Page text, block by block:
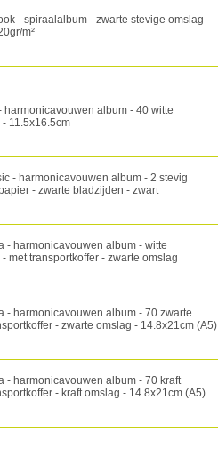
- spiraalalbum - zwarte stevige omslag -
m²
harmonicavouwen album - 40 witte
11.5x16.5cm
- harmonicavouwen album - 2 stevig
- zwarte bladzijden - zwart
- harmonicavouwen album - witte
met transportkoffer - zwarte omslag
- harmonicavouwen album - 70 zwarte
- zwarte omslag - 14.8x21cm (A5)
- harmonicavouwen album - 70 kraft
- kraft omslag - 14.8x21cm (A5)